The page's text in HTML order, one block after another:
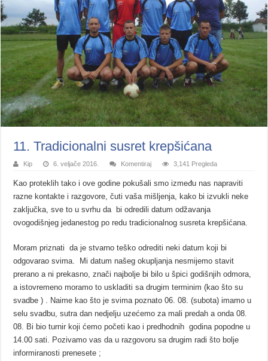
11. Tradicionalni susret krepšićana
Kip 6. veljače 2016. Komentiraj 3,141 Pregleda
Kao proteklih tako i ove godine pokušali smo između nas napraviti
razne kontakte i razgovore, čuti vaša mišljenja, kako bi izvukli neke
zaključka, sve to u svrhu da bi odredili datum odžavanja
ovogodišnjeg jedanestog po redu tradicionalnog susreta krepšićana.
Moram priznati da je stvarno teško odrediti neki datum koji bi
odgovarao svima. Mi datum našeg okupljanja nesmijemo stavit
prerano a ni prekasno, znači najbolje bi bilo u špici godišnjih odmora,
a istovremeno moramo to uskladiti sa drugim terminim (kao što su
svadbe ) . Naime kao što je svima poznato 06. 08. (subota) imamo u
selu svadbu, sutra dan nedjelju uzećemo za mali predah a onda 08.
08. Bi bio turnir koji ćemo početi kao i predhodnih godina popodne u
14.00 sati. Pozivamo vas da u razgovoru sa drugim radi što bolje
informiranosti prenesete ;